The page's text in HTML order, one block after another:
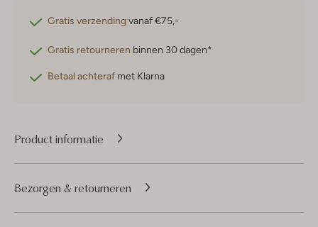
Gratis verzendingvanaf €75,-
Gratis retourneren binnen 30 dagen*
Betaal achteraf met Klarna
Product informatie
Bezorgen & retourneren